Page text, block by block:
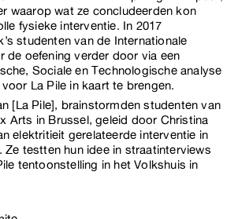
waarop wat ze concludeerden kon
fysieke interventie. In 2017
studenten van de Internationale
de oefening verder door via een
Sociale en Technologische analyse
La Pile in kaart te brengen.
[La Pile], brainstormden studenten van
Arts in Brussel, geleid door Christina
elektritieit gerelateerde interventie in
Ze testten hun idee in straatinterviews
tentoonstelling in het Volkshuis in